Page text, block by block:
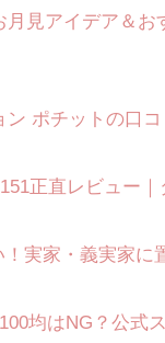
月見アイデア＆
ポチットの口
正直レビュー
実家・義実家
均はNG？公式